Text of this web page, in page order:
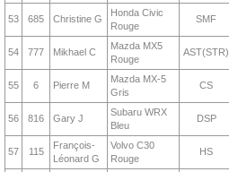
53 685 Christine G
Honda Civic
Rouge
SMF
54 777 Mikhael C
Mazda MX5
Rouge
AST(STR)
55 6 Pierre M
Mazda MX-5
Gris
CS
56 816 Gary J
Subaru WRX
Bleu
DSP
57 115
François-
Léonard G
Volvo C30
Rouge
HS